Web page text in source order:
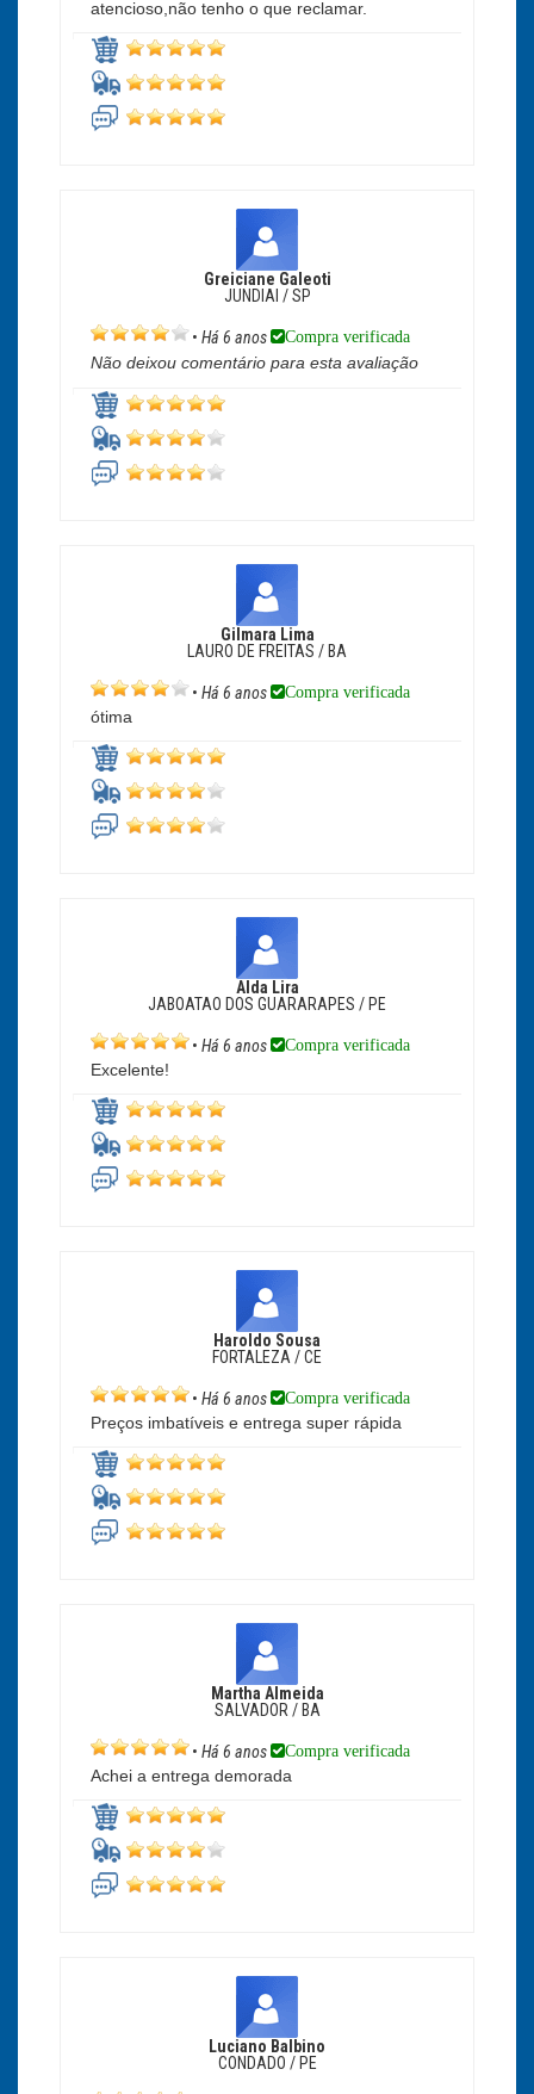
atencioso,não tenho o que reclamar.
Greiciane Galeoti
JUNDIAI / SP
• Há 6 anos Compra verificada
Não deixou comentário para esta avaliação
Gilmara Lima
LAURO DE FREITAS / BA
• Há 6 anos Compra verificada
ótima
Alda Lira
JABOATAO DOS GUARARAPES / PE
• Há 6 anos Compra verificada
Excelente!
Haroldo Sousa
FORTALEZA / CE
• Há 6 anos Compra verificada
Preços imbatíveis e entrega super rápida
Martha Almeida
SALVADOR / BA
• Há 6 anos Compra verificada
Achei a entrega demorada
Luciano Balbino
CONDADO / PE